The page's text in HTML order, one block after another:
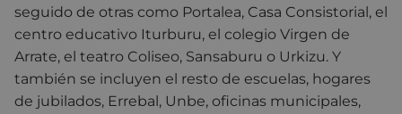
seguido de otras como Portalea, Casa Consistorial, el
centro educativo Iturburu, el colegio Virgen de
Arrate, el teatro Coliseo, Sansaburu o Urkizu. Y
también se incluyen el resto de escuelas, hogares
de jubilados, Errebal, Unbe, oficinas municipales,